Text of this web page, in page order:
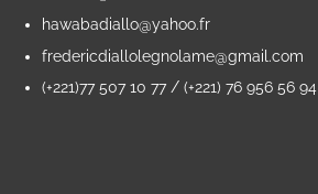
hawabadiallo@yahoo.fr
fredericdiallolegnolame@gmail.com
(+221)77 507 10 77 / (+221) 76 956 56 94